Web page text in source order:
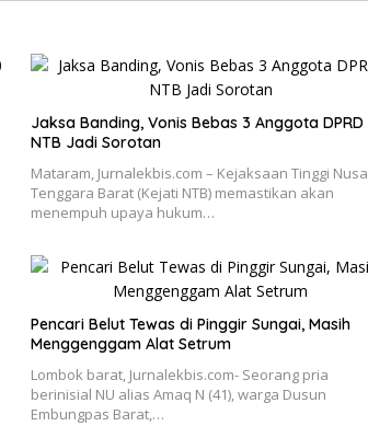
Jaksa Banding, Vonis Bebas 3 Anggota DPRD
NTB Jadi Sorotan
Mataram, Jurnalekbis.com – Kejaksaan Tinggi Nusa
Tenggara Barat (Kejati NTB) memastikan akan
menempuh upaya hukum…
Pencari Belut Tewas di Pinggir Sungai, Masih
Menggenggam Alat Setrum
Lombok barat, Jurnalekbis.com- Seorang pria
berinisial NU alias Amaq N (41), warga Dusun
Embungpas Barat,…